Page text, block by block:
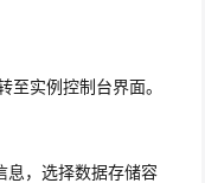
实例控制台界面。
息，选择数据存储容